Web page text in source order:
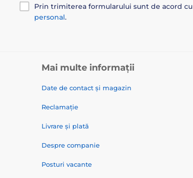
Prin trimiterea formularului sunt de acord cu
personal.
Mai multe informații
Date de contact și magazin
Reclamație
Livrare și plată
Despre companie
Posturi vacante